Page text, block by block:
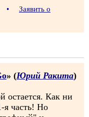
•
Заявить о
» (Юрий Ракита)
остается. Как ни
я часть! Но